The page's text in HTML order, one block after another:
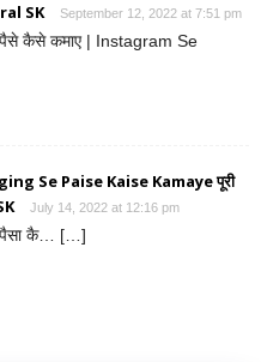
SK
September 12, 2022 at 7:51 pm
कैसे कमाए | Instagram Se
Se Paise Kaise Kamaye पूरी
July 14, 2022 at 12:16 pm
पैसा कै… […]